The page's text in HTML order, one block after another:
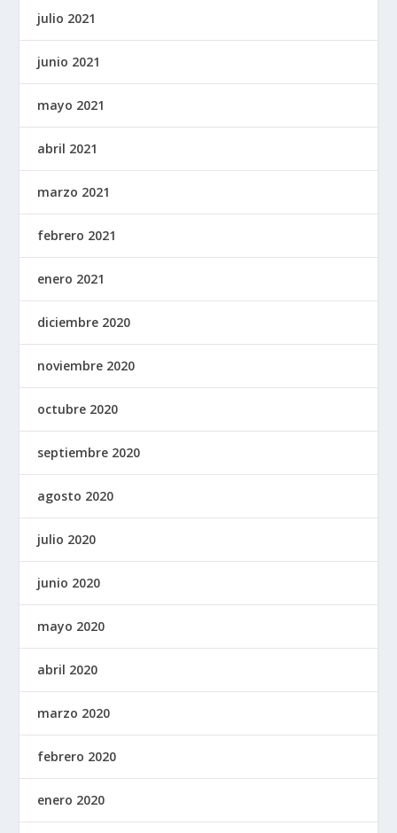
julio 2021
junio 2021
mayo 2021
abril 2021
marzo 2021
febrero 2021
enero 2021
diciembre 2020
noviembre 2020
octubre 2020
septiembre 2020
agosto 2020
julio 2020
junio 2020
mayo 2020
abril 2020
marzo 2020
febrero 2020
enero 2020